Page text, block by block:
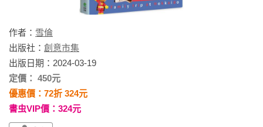
作者： 雪倫
出版社： 創意市集
出版日期：2024-03-19
定價： 450元
優惠價：72折 324元
書虫VIP價：324元